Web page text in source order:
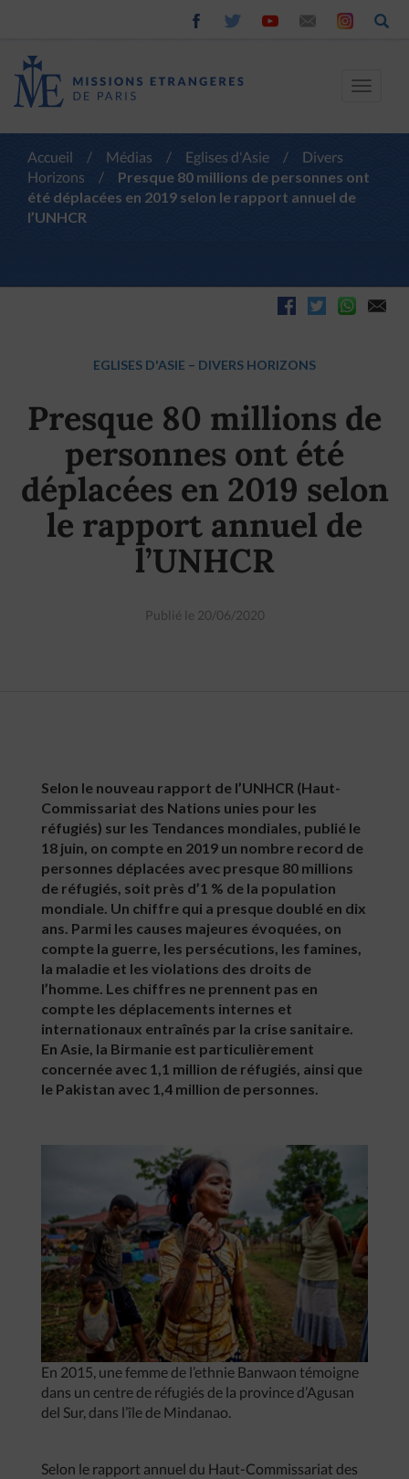
Toggle
Accueil / Médias / Eglises d'Asie /
Divers
Horizons
/
Presque 80 millions de personnes ont
été déplacées en 2019 selon le rapport annuel de
l’UNHCR
EGLISES D'ASIE – DIVERS HORIZONS
Presque 80 millions de
personnes ont été
déplacées en 2019 selon
le rapport annuel de
l’UNHCR
Publié le 20/06/2020
Selon le nouveau rapport de l’UNHCR (Haut-
Commissariat des Nations unies pour les
réfugiés) sur les Tendances mondiales, publié le
18 juin, on compte en 2019 un nombre record de
personnes déplacées avec presque 80 millions
de réfugiés, soit près d’1 % de la population
mondiale. Un chiffre qui a presque doublé en dix
ans. Parmi les causes majeures évoquées, on
compte la guerre, les persécutions, les famines,
la maladie et les violations des droits de
l’homme. Les chiffres ne prennent pas en
compte les déplacements internes et
internationaux entraînés par la crise sanitaire.
En Asie, la Birmanie est particulièrement
concernée avec 1,1 million de réfugiés, ainsi que
le Pakistan avec 1,4 million de personnes.
En 2015, une femme de l’ethnie Banwaon témoigne
dans un centre de réfugiés de la province d’Agusan
del Sur, dans l’île de Mindanao.
Selon le rapport annuel du Haut-Commissariat des